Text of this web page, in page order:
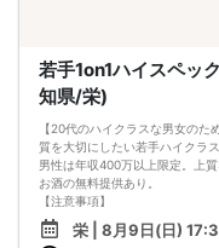
若手1on1ハイスペッ
知県/栄)
【20代のハイクラスな男女のた
質を大切にしたい若手ハイクラ
男性は年収400万以上限定。上
お酒の無料提供あり。
【注意事項】
■当日の持ち物
・公的身分証明書 ※ご提示いた
栄 | 8月9日(日)